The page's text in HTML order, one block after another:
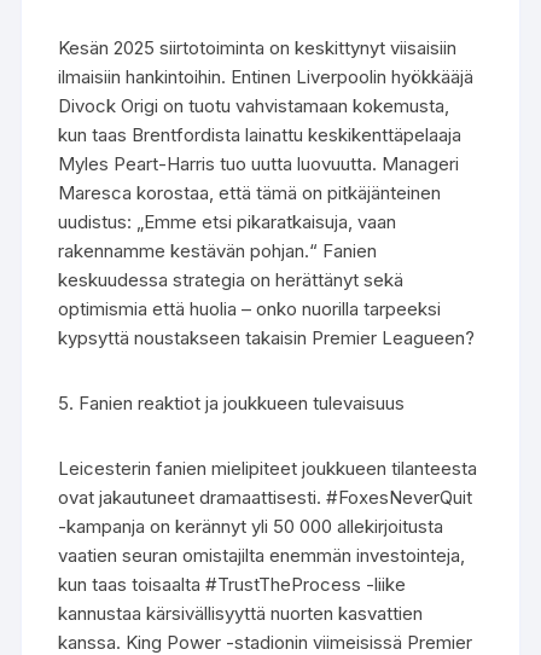
Kesän 2025 siirtotoiminta on keskittynyt viisaisiin
ilmaisiin hankintoihin. Entinen Liverpoolin hyökkääjä
Divock Origi on tuotu vahvistamaan kokemusta,
kun taas Brentfordista lainattu keskikenttäpelaaja
Myles Peart-Harris tuo uutta luovuutta. Manageri
Maresca korostaa, että tämä on pitkäjänteinen
uudistus: „Emme etsi pikaratkaisuja, vaan
rakennamme kestävän pohjan.“ Fanien
keskuudessa strategia on herättänyt sekä
optimismia että huolia – onko nuorilla tarpeeksi
kypsyttä noustakseen takaisin Premier Leagueen?
5. Fanien reaktiot ja joukkueen tulevaisuus
Leicesterin fanien mielipiteet joukkueen tilanteesta
ovat jakautuneet dramaattisesti. #FoxesNeverQuit
-kampanja on kerännyt yli 50 000 allekirjoitusta
vaatien seuran omistajilta enemmän investointeja,
kun taas toisaalta #TrustTheProcess -liike
kannustaa kärsivällisyyttä nuorten kasvattien
kanssa. King Power -stadionin viimeisissä Premier